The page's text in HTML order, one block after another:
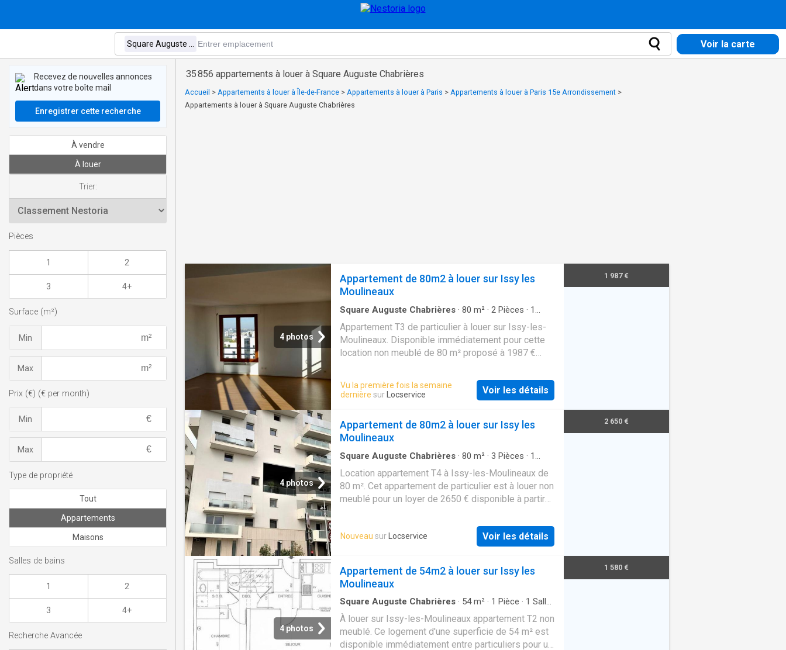
Voir la carte
35 856 appartements à louer à Square Auguste Chabrières
Accueil > Appartements à louer à Île-de-France > Appartements à louer à Paris > Appartements à louer à Paris 15e Arrondissement >
Appartements à louer à Square Auguste Chabrières
4 photos
Appartement de 80m2 à louer sur Issy les
Moulineaux
Square Auguste Chabrières · 80 m² · 2 Pièces · 1
Appartement T3 de particulier à louer sur Issy-les-
Moulineaux. Disponible immédiatement pour cette
location non meublé de 80 m² proposé à 1987 €
Vu la première fois la semaine
dernière sur Locservice Voir les détails
1 987 €
4 photos
Appartement de 80m2 à louer sur Issy les
Moulineaux
Square Auguste Chabrières · 80 m² · 3 Pièces · 1
Location appartement T4 à Issy-les-Moulineaux de
80 m². Cet appartement de particulier est à louer non
meublé pour un loyer de 2650 € disponible à partir
Nouveau sur Locservice Voir les détails
2 650 €
4 photos
Appartement de 54m2 à louer sur Issy les
Moulineaux
Square Auguste Chabrières · 54m² · 1 Pièce · 1 Salle
de bain
À louer sur Issy-les-Moulineaux appartement T2 non
meublé. Ce logement d'une superficie de 54 m² est
disponible immédiatement entre particuliers pour un
1 580 €
Recevez de nouvelles annonces
dans votre boîte mail
Enregistrer cette recherche
À vendre
À louer
Trier:
Pièces
1 2
3 4+
Surface (m²)
Min
Max
Prix (€) (€ per month)
Min
Max
Type de propriété
Tout
Appartements
Maisons
Salles de bains
1 2
3 4+
Recherche Avancée